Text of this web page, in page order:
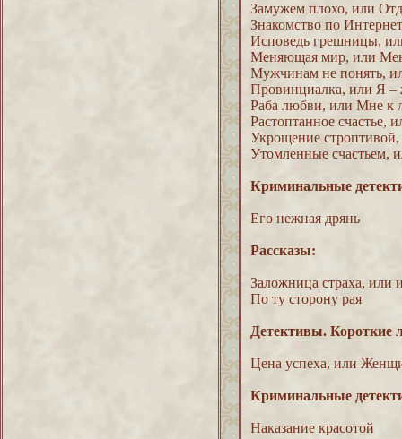
Замужем плохо, или
Знакомство по
Исповедь грешницы,
Меняющая мир, или
Мужчинам не понять,
Провинциалка, или Я –
Раба любви, или Мне к
Растоптанное счастье,
Укрощение
Утомленные счастьем,
Криминальные
Его нежная дрянь
Рассказы:
Заложница страха, или
По ту сторону рая
Детективы.
Цена успеха, или
Криминальные
Наказание красотой